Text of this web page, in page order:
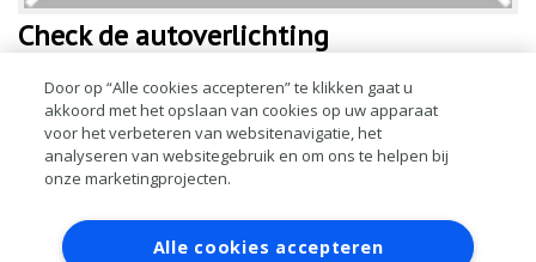
Check de autoverlichting
Recent meldde de Bovag belangwekkende cijfers over de meest
voorkomende APK-afkeurpunten. Verlichting staat met stip bovenaan.
Uit de Bovag-cijfers blijkt dat 27 procent van de afkeurpunten de
verlichting betreft. B
Contact Account aanvragen
Inloggen
RAI bestanden
Privacy Algemene
Door op “Alle cookies accepteren” te klikken gaat u
akkoord met het opslaan van cookies op uw apparaat
voor het verbeteren van websitenavigatie, het
analyseren van websitegebruik en om ons te helpen bij
onze marketingprojecten.
Alle cookies accepteren